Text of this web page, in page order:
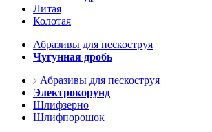
Литая
Колотая
Абразивы для пескоструя
Чугунная дробь
Абразивы для пескоструя
Электрокорунд
Шлифзерно
Шлифпорошок